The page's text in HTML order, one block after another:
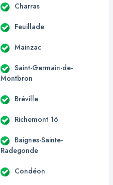
Charras
Feuillade
Mainzac
Saint-Germain-de-
Montbron
Bréville
Richemont 16
Baignes-Sainte-
Radegonde
Condéon